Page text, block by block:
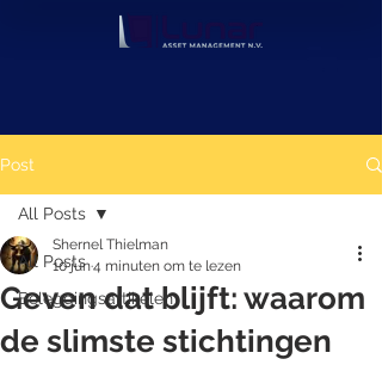
Post
All Posts
Beleggingsartikelen
All Posts
Geven dat blijft: waarom
de slimste stichtingen
Shernel Thielman
10 jun4 minuten om te lezen